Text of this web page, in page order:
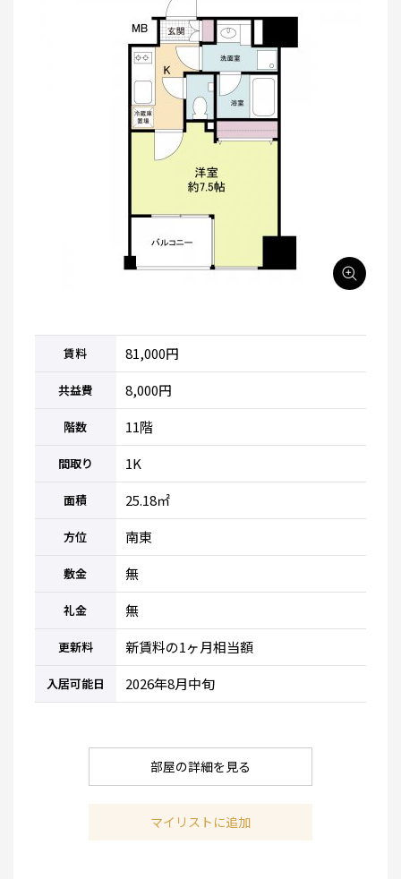
賃料 81,000円
共益費 8,000円
階数 11階
間取り 1K
面積 25.18㎡
方位 南東
敷金 無
礼金 無
更新料 新賃料の1ヶ月相当額
入居可能日 2026年8月中旬
部屋の詳細を見る
マイリストに追加